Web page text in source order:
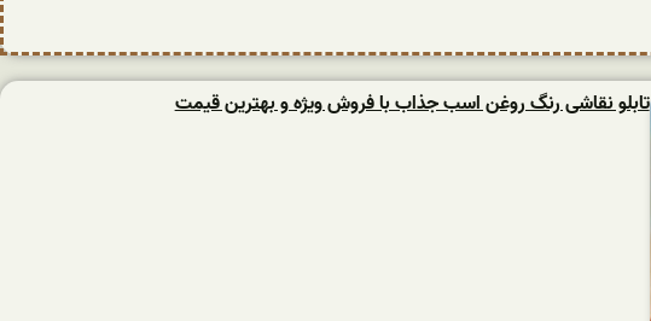
تابلو نقاشی رنگ روغن اسب جذاب با فروش ویژه و بهترین قیمت